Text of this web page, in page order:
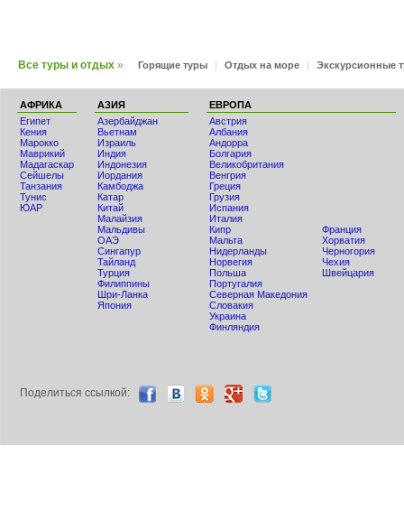
Все туры и отдых » Горящие туры | Отдых на море | Экскурсионные
АФРИКА
Египет
Кения
Мaрокко
Маврикий
Мадагаскар
Сейшелы
Танзания
Тунис
ЮАР
АЗИЯ
Азербайджан
Вьетнам
Израиль
Индия
Индонезия
Иордания
Камбоджа
Катар
Китай
Малайзия
Мальдивы
ОАЭ
Сингапур
Тайланд
Турция
Филиппины
Шри-Ланка
Япония
ЕВРОПА
Австрия
Албания
Андорра
Болгария
Великобритания
Венгрия
Греция
Грузия
Испания
Италия
Кипр
Мальта
Нидерланды
Норвегия
Польша
Португалия
Северная Македония
Словакия
Украина
Финляндия
Франция
Хорватия
Черногория
Чехия
Швейцария
Поделиться ccылкой: